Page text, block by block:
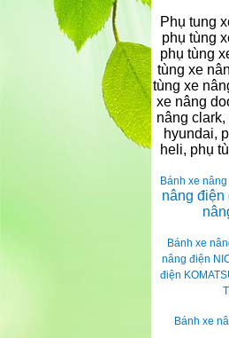
Phụ tung
phụ tùng
phụ tùng
tùng xe
tùng xe
xe nâng
nâng
hyundai,
heli, phụ
Bánh xe
nâng điện
Bánh xe
nâng điện
điện
Bánh xe